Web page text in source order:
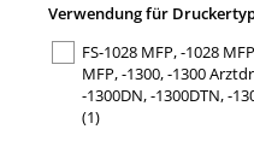
Verwendung für
FS-1028 MFP, -1028
MFP, -1300, -1300
-1300DN, -1300DTN, -
(1)